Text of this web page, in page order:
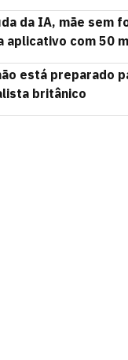
da IA, mãe sem
aplicativo com 50
está preparado
britânico